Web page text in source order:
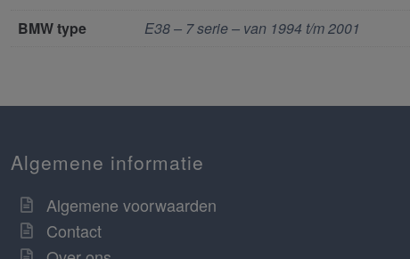
BMW type E38 – 7 serie – van 1994 t/m 2001
Algemene informatie
Algemene voorwaarden
Contact